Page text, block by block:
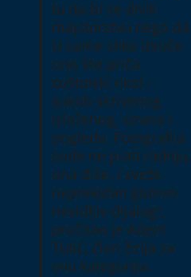
tu da bi se divili
majstorstvu nego da
iz same slike izvuče
ono što priča
suštinski nosi –
sukob skrivenog
izloženog, strana i
pogleda. Fotografija
ovde ne prati radnju,
ona diše, i sveže
neprekidan gotovo
nevidljiv dijalog”,
pročitao je Adem
Tutić, član žirija za
ovu kategoriju.